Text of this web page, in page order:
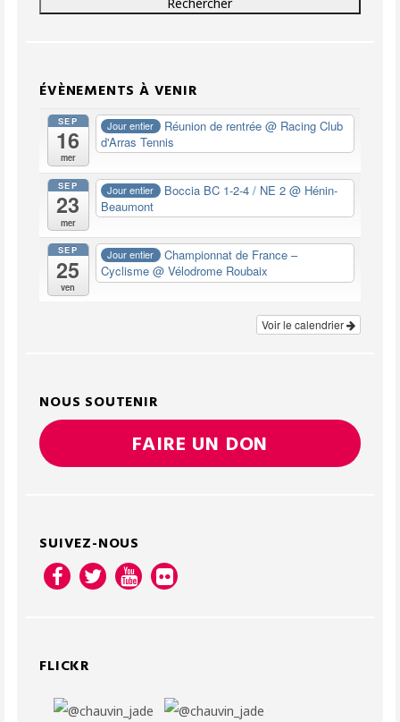
ÉVÈNEMENTS À VENIR
SEP
16
mer
Jour entier Réunion de rentrée@ Racing Club
d'Arras Tennis
SEP
23
mer
Jour entier Boccia BC 1-2-4 / NE 2@ Hénin-
Beaumont
SEP
25
ven
Jour entier
Championnat de France –
Cyclisme @ Vélodrome Roubaix
Voir le calendrier
NOUS SOUTENIR
FAIRE UN DON
SUIVEZ-NOUS
FLICKR